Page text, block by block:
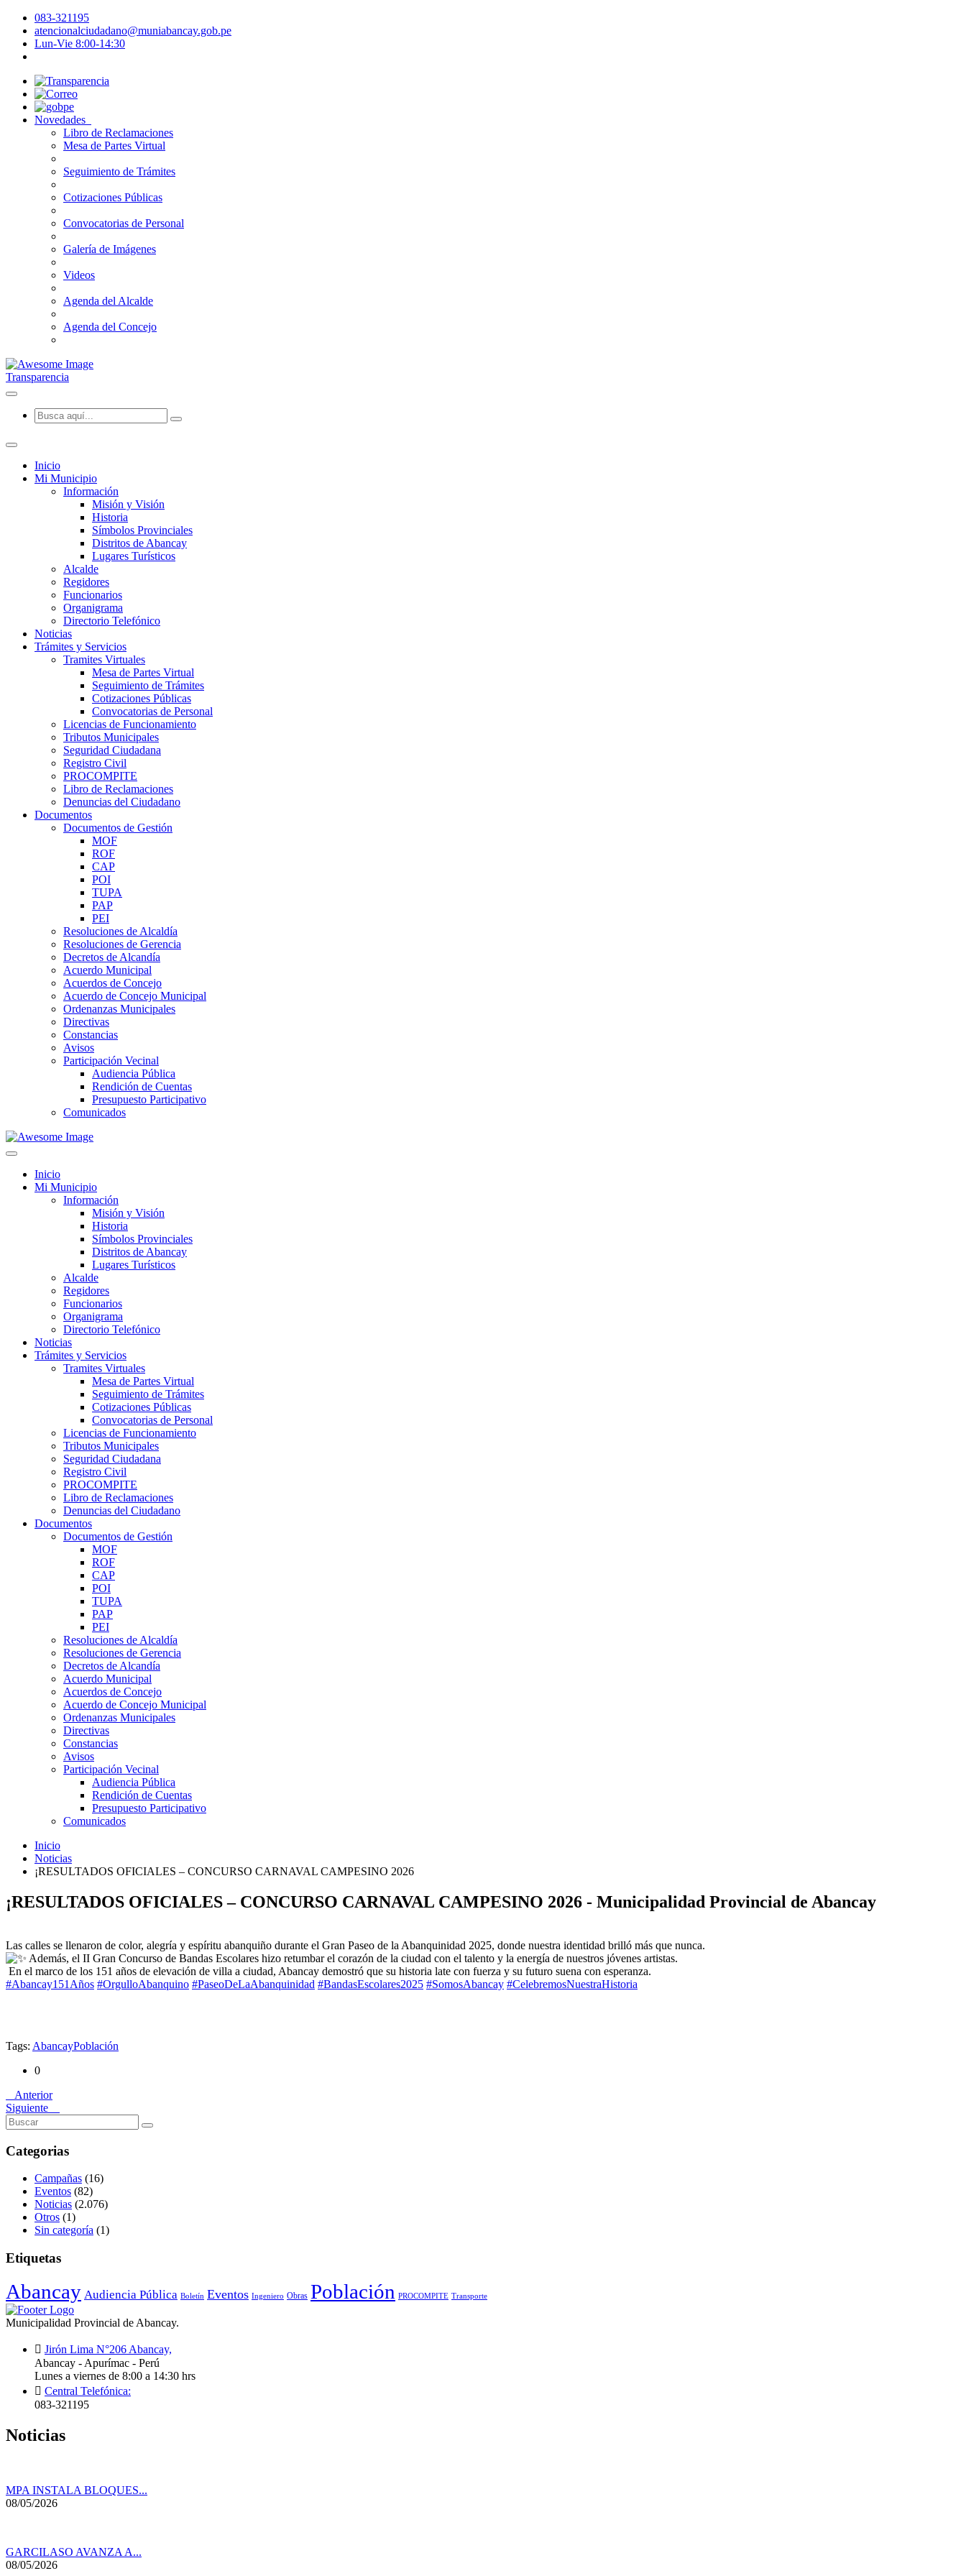
083-321195
atencionalciudadano@muniabancay.gob.pe
Lun-Vie 8:00-14:30
Novedades
Libro de Reclamaciones
Mesa de Partes Virtual
Seguimiento de Trámites
Cotizaciones Públicas
Convocatorias de Personal
Galería de Imágenes
Videos
Agenda del Alcalde
Agenda del Concejo
Transparencia
Inicio
Mi Municipio
Información
Misión y Visión
Historia
Símbolos Provinciales
Distritos de Abancay
Lugares Turísticos
Alcalde
Regidores
Funcionarios
Organigrama
Directorio Telefónico
Noticias
Trámites y Servicios
Tramites Virtuales
Mesa de Partes Virtual
Seguimiento de Trámites
Cotizaciones Públicas
Convocatorias de Personal
Licencias de Funcionamiento
Tributos Municipales
Seguridad Ciudadana
Registro Civil
PROCOMPITE
Libro de Reclamaciones
Denuncias del Ciudadano
Documentos
Documentos de Gestión
MOF
ROF
CAP
POI
TUPA
PAP
PEI
Resoluciones de Alcaldía
Resoluciones de Gerencia
Decretos de Alcandía
Acuerdo Municipal
Acuerdos de Concejo
Acuerdo de Concejo Municipal
Ordenanzas Municipales
Directivas
Constancias
Avisos
Participación Vecinal
Audiencia Pública
Rendición de Cuentas
Presupuesto Participativo
Comunicados
Inicio
Mi Municipio
Información
Misión y Visión
Historia
Símbolos Provinciales
Distritos de Abancay
Lugares Turísticos
Alcalde
Regidores
Funcionarios
Organigrama
Directorio Telefónico
Noticias
Trámites y Servicios
Tramites Virtuales
Mesa de Partes Virtual
Seguimiento de Trámites
Cotizaciones Públicas
Convocatorias de Personal
Licencias de Funcionamiento
Tributos Municipales
Seguridad Ciudadana
Registro Civil
PROCOMPITE
Libro de Reclamaciones
Denuncias del Ciudadano
Documentos
Documentos de Gestión
MOF
ROF
CAP
POI
TUPA
PAP
PEI
Resoluciones de Alcaldía
Resoluciones de Gerencia
Decretos de Alcandía
Acuerdo Municipal
Acuerdos de Concejo
Acuerdo de Concejo Municipal
Ordenanzas Municipales
Directivas
Constancias
Avisos
Participación Vecinal
Audiencia Pública
Rendición de Cuentas
Presupuesto Participativo
Comunicados
Inicio
Noticias
¡RESULTADOS OFICIALES – CONCURSO CARNAVAL CAMPESINO 2026
¡RESULTADOS OFICIALES – CONCURSO CARNAVAL CAMPESINO 2026 - Municipalidad Provincial de Abancay
Las calles se llenaron de color, alegría y espíritu abanquiño durante el Gran Paseo de la Abanquinidad 2025, donde nuestra identidad brilló más que nunca.
Además, el II Gran Concurso de Bandas Escolares hizo retumbar el corazón de la ciudad con el talento y la energía de nuestros jóvenes artistas.
En el marco de los 151 años de elevación de villa a ciudad, Abancay demostró que su historia late con fuerza y su futuro suena con esperanza.
#Abancay151Años #OrgulloAbanquino #PaseoDeLaAbanquinidad #BandasEscolares2025 #SomosAbancay #CelebremosNuestraHistoria
Tags: AbancayPoblación
0
Anterior
Siguiente
Categorias
Campañas (16)
Eventos (82)
Noticias (2.076)
Otros (1)
Sin categoría (1)
Etiquetas
Abancay Audiencia Pública Boletín Eventos Ingeniero Obras Población PROCOMPITE Transporte
Municipalidad Provincial de Abancay.
Jirón Lima N°206 Abancay,
Abancay - Apurímac - Perú
Lunes a viernes de 8:00 a 14:30 hrs
Central Telefónica:
083-321195
Noticias
MPA INSTALA BLOQUES...
08/05/2026
GARCILASO AVANZA A...
08/05/2026